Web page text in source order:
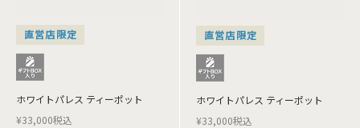
直営店限定
ホワイトパレス ティーポット
¥33,000税込
直営店限定
ホワイトパレス ティーポット
¥33,000税込